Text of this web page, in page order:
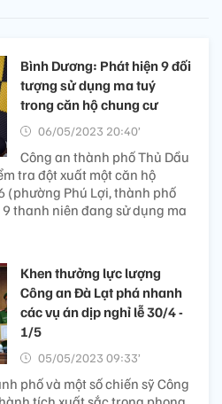
Bình Dương: Phát hiện 9 đối
tượng sử dụng ma tuý
trong căn hộ chung cư
06/05/2023 20:40’
Công an thành phố Thủ Dầu
tra đột xuất một căn hộ
(phường Phú Lợi, thành phố
thanh niên đang sử dụng ma
Khen thưởng lực lượng
Công an Đà Lạt phá nhanh
các vụ án dịp nghỉ lễ 30/4 -
1/5
05/05/2023 09:33’
phố và một số chiến sỹ Công